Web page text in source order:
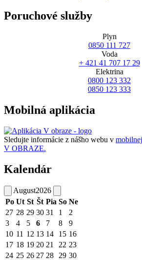
Poruchové služby
Plyn
0850 111 727
Voda
+ 421 41 707 17 29
Elektrina
0800 123 332
0850 123 333
Mobilná aplikácia
Sledujte informácie z nášho webu v
V OBRAZE.
Kalendár
August2026
Po Ut St Št Pia So Ne
27 28 29 30 31 1
2
3
4 5 6 7 8
9
10 11 12 13 14 15 16
17 18 19 20 21 22 23
24 25 26 27 28 29 30